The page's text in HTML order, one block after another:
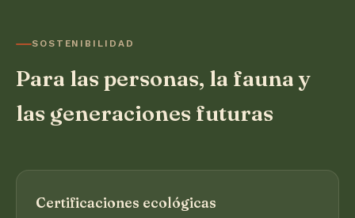
SOSTENIBILIDAD
Para las personas, la fauna y
las generaciones futuras
Certificaciones ecológicas